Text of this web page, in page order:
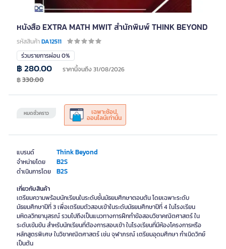
หนังสือ EXTRA MATH MWIT สำนักพิมพ์ THINK BEYOND
รหัสสินค้าDA12511
แบรนด์ Think Beyond
จำหน่ายโดย B2S
ดำเนินการโดย B2S
ร่วมรายการผ่อน 0%
หมดชั่วคราว เฉพาะช้อป
ออนไลน์เท่านั้น
฿ 280.00 ราคานี้จนถึง 31/08/2026
฿330.00
เกี่ยวกับสินค้า
เตรียมความพร้อมนักเรียนในระดับชั้นมัธยมศึกษาตอนต้น โดยเฉพาะระดับ
มัธยมศึกษาปีที่ 3 เพื่อเตรียมตัวสอบเข้าในระดับมัธยมศึกษาปีที่ 4 ในโรงเรียน
มหิดลวิทยานุสรณ์ รวมไปถึงเป็นแนวทางการฝึกทำข้อสอบวิชาคณิตศาสตร์ ใน
ระดับเข้มข้น สำหรับนักเรียนที่ต้องการสอบเข้า ในโรงเรียนที่มีห้องโครงการหรือ
หลักสูตรพิเศษ ในวิชาคณิตศาสตร์ เช่น จุฬาภรณ์ เตรียมอุดมศึกษา กำเนิดวิทย์
เป็นต้น